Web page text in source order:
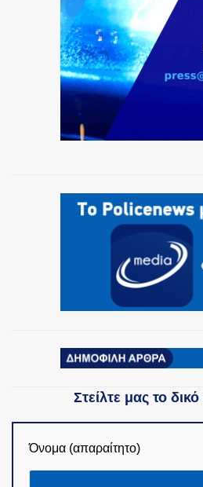
Στείλτε μας το
Όνομα (απαραίτητο)